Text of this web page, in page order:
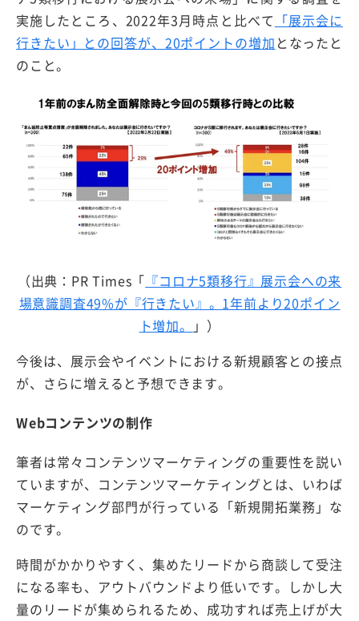
実施したところ、2022年3月時点と比べて 「展示会に
行きたい」との回答が、20ポイントの増加 となったと
のこと。
（出典：PR Times「 『コロナ5類移行』展示会への来
場意識調査49%が『行きたい』。1年前より20ポイン
ト増加。
」）
今後は、展示会やイベントにおける新規顧客との接点
が、さらに増えると予想できます。
Webコンテンツの制作
筆者は常々コンテンツマーケティングの重要性を説い
ていますが、コンテンツマーケティングとは、いわば
マーケティング部門が行っている「新規開拓業務」な
のです。
時間がかかりやすく、集めたリードから商談して受注
になる率も、アウトバウンドより低いです。しかし大
量のリードが集められるため、成功すれば売上げが大